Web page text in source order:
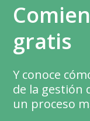
gratis
Y conoce
de la gestión
un proceso